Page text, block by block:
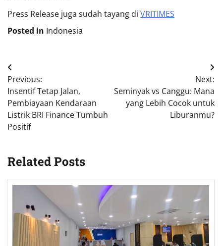
Press Release juga sudah tayang di VRITIMES
Posted in Indonesia
Post
navigation
Previous:
Insentif Tetap Jalan,
Pembiayaan Kendaraan
Listrik BRI Finance Tumbuh
Positif
Next:
Seminyak vs Canggu: Mana
yang Lebih Cocok untuk
Liburanmu?
Related Posts